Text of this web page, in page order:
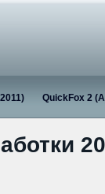
QuickFox 2